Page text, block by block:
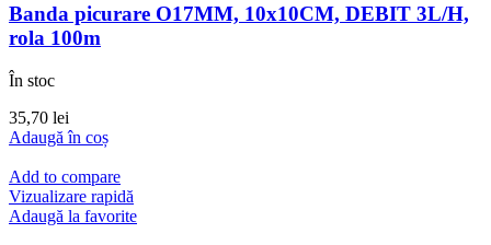
Banda picurare O17MM, 10x10CM, DEBIT 3L/H,
rola 100m
În stoc
35,70 lei
Adaugă în coș
Add to compare
Vizualizare rapidă
Adaugă la favorite